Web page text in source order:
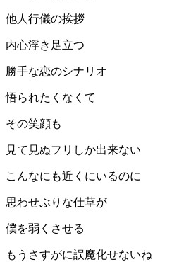
他人行儀の挨拶
内心浮き足立つ
勝手な恋のシナリオ
悟られたくなくて
その笑顔も
見て見ぬフリしか出来ない
こんなにも近くにいるのに
思わせぶりな仕草が
僕を弱くさせる
もうさすがに誤魔化せないね